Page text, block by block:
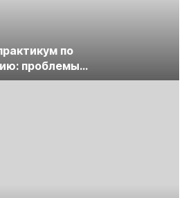
по
проблемы
цифровизации, экспертизы